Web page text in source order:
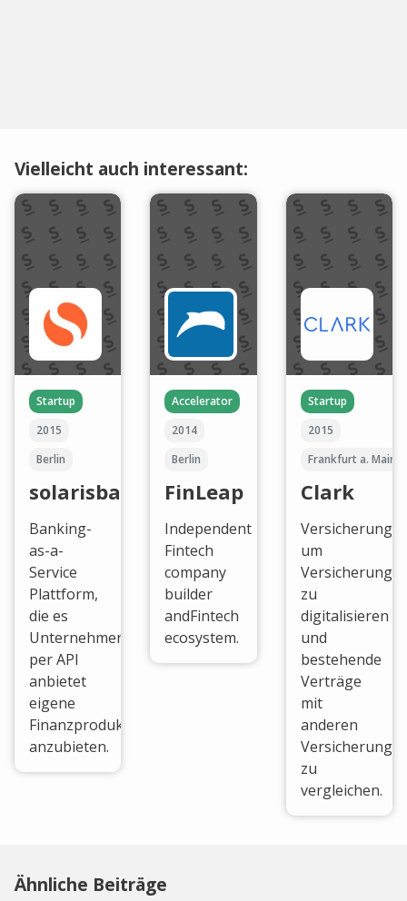
Vielleicht auch interessant:
Startup
2015
Berlin
solarisbank
Banking-
as-a-
Service
Plattform,
die es
Unternehmen
per API
anbietet
eigene
Finanzprodukte
anzubieten.
Accelerator
2014
Berlin
FinLeap
Independent
Fintech
company
builder
andFintech
ecosystem.
Startup
2015
Frankfurt a. Main
Clark
um
zu
digitalisieren
und
bestehende
Verträge
mit
anderen
zu
vergleichen.
Ähnliche Beiträge